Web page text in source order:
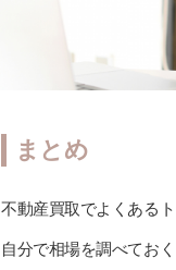
まとめ
不動産買取でよくある
自分で相場を調べてお